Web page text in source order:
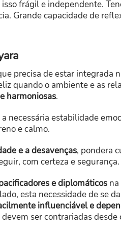
frágil e independente.
Grande capacidade de
precisa de estar integrada
quando o ambiente e as
harmoniosas.
necessária estabilidade
e calmo.
e a desavenças, pondera
com certeza e segurança.
e diplomáticos
esta necessidade de se
influenciável e
ser contrariadas desde